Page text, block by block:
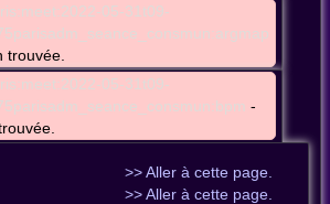
05-31t09-
trouvée.
05-31t09-
-
>> Aller à cette page.
>> Aller à cette page.